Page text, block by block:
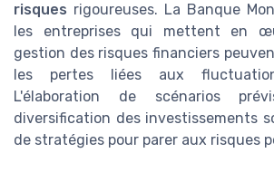
risques rigoureuses. La Banque
les entreprises qui mettent en
gestion des risques financiers
les pertes liées aux
L'élaboration de scénarios
diversification des investissements
de stratégies pour parer aux risques